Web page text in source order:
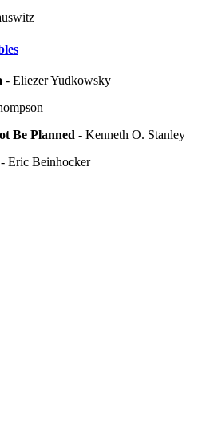
- Eliezer Yudkowsky
Be Planned - Kenneth O. Stanley
- Eric Beinhocker